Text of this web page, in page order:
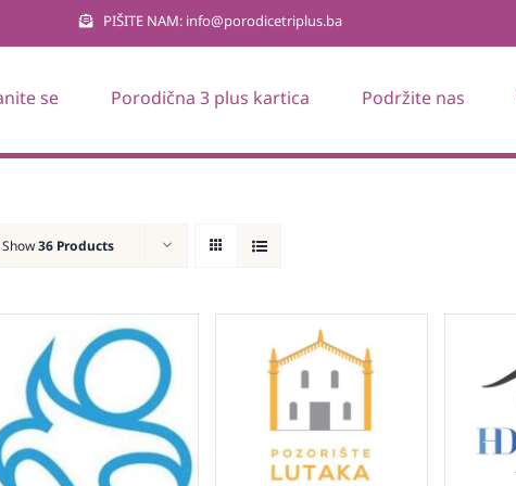
PIŠITE NAM: info@porodicetriplus.ba
se Porodična 3 plus kartica Podržite nas
Show36 Products